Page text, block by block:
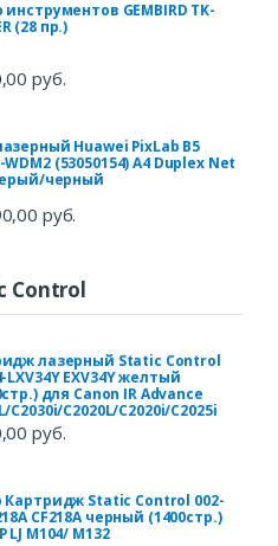
GEMBIRD TK-
(28 пр.)
руб.
Huawei PixLab B5
WDM2 (53050154) A4 Duplex Net
черный
руб.
Control
лазерный Static Control
LXV34Y EXV34Y желтый
для Canon IR Advance
C2030i/C2020L/C2020i/C2025i
руб.
Картридж Static Control 002-
CF218A черный (1400стр.)
LJ M104/ M132